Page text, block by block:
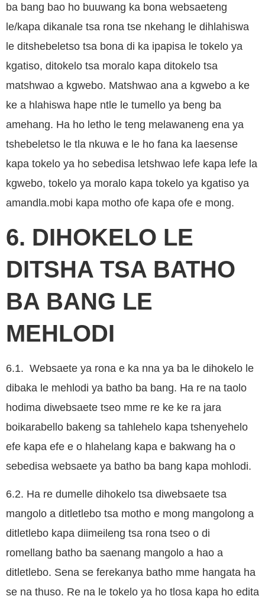
ba bang bao ho buuwang ka bona websaeteng
le/kapa dikanale tsa rona tse nkehang le dihlahiswa
le ditshebeletso tsa bona di ka ipapisa le tokelo ya
kgatiso, ditokelo tsa moralo kapa ditokelo tsa
matshwao a kgwebo. Matshwao ana a kgwebo a ke
ke a hlahiswa hape ntle le tumello ya beng ba
amehang. Ha ho letho le teng melawaneng ena ya
tshebeletso le tla nkuwa e le ho fana ka laesense
kapa tokelo ya ho sebedisa letshwao lefe kapa lefe la
kgwebo, tokelo ya moralo kapa tokelo ya kgatiso ya
amandla.mobi kapa motho ofe kapa ofe e mong.
6. DIHOKELO LE
DITSHA TSA BATHO
BA BANG LE
MEHLODI
6.1. Websaete ya rona e ka nna ya ba le dihokelo le
dibaka le mehlodi ya batho ba bang. Ha re na taolo
hodima diwebsaete tseo mme re ke ke ra jara
boikarabello bakeng sa tahlehelo kapa tshenyehelo
efe kapa efe e o hlahelang kapa e bakwang ha o
sebedisa websaete ya batho ba bang kapa mohlodi.
6.2. Ha re dumelle dihokelo tsa diwebsaete tsa
mangolo a ditletlebo tsa motho e mong mangolong a
ditletlebo kapa diimeileng tsa rona tseo o di
romellang batho ba saenang mangolo a hao a
ditletlebo. Sena se ferekanya batho mme hangata ha
se na thuso. Re na le tokelo ya ho tlosa kapa ho edita